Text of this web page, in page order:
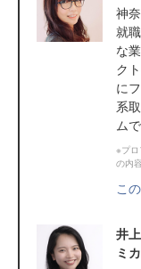
神
就
な
ク
に
系
ム
※プ
の内
こ
井
ミカ